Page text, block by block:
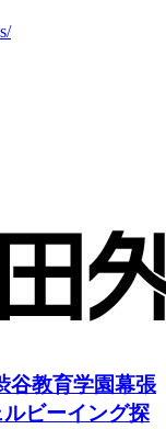
谷教育学園幕張
ビーイング探